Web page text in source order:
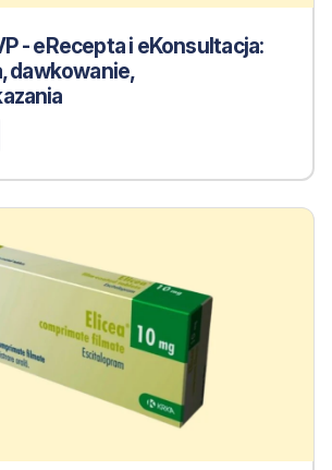
- eRecepta i eKonsultacja:
dawkowanie,